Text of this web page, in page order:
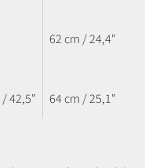
62 cm / 24,4"
/ 42,5" 64 cm / 25,1"